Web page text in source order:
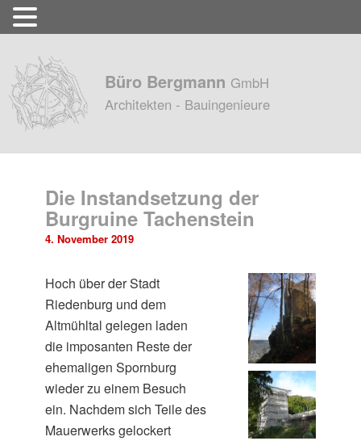
Büro Bergmann GmbH
Architekten - Bauingenieure
Die Instandsetzung der
Burgruine Tachenstein
4. November 2019
Hoch über der Stadt
Riedenburg und dem
Altmühltal gelegen laden
die imposanten Reste der
ehemaligen Spornburg
wieder zu einem Besuch
ein. Nachdem sich Teile des
Mauerwerks gelockert